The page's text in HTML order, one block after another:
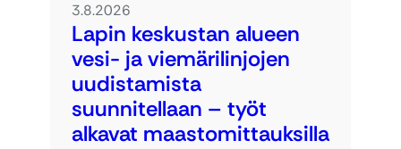
3.8.2026
Lapin keskustan alueen
vesi- ja viemärilinjojen
uudistamista
suunnitellaan – työt
alkavat maastomittauksilla